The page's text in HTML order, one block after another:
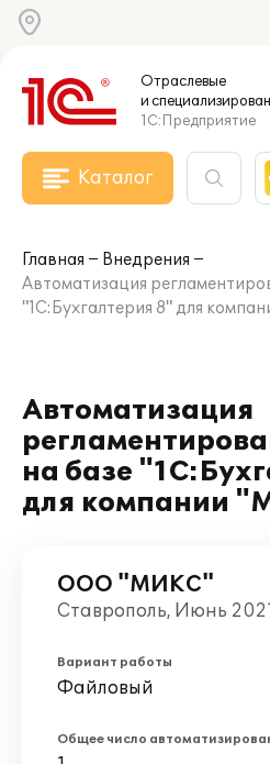
Отраслевые
и
1С:Предприятие
Каталог
Главная
Внедрения
Автоматизация
"1С:Бухгалтерия 8" для
Автоматизация
на базе
для компании
ООО "МИКС"
Ставрополь, Июнь
Вариант работы
Файловый
Общее число